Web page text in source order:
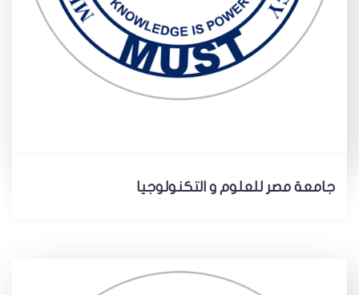
جامعة مصر للعلوم و التكنولوجيا